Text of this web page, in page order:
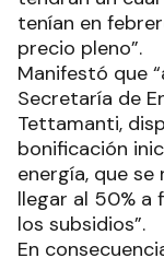
tenían en
precio pleno”.
Manifestó que
Secretaría de
Tettamanti,
bonificación
energía, que
llegar al 50% a
los subsidios”.
En